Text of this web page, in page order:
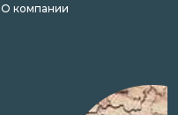
О компании